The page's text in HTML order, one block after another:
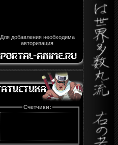
Для добавления необходима
авторизация
Счетчики: